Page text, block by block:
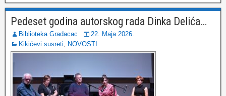
Pedeset godina autorskog rada Dinka Delića…
Biblioteka Gradacac
22. Maja 2026.
Kikićevi susreti, NOVOSTI